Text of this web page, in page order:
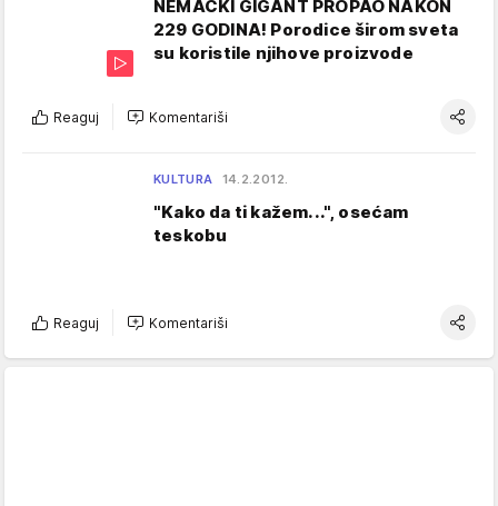
NEMAČKI GIGANT PROPAO NAKON
229 GODINA! Porodice širom sveta
su koristile njihove proizvode
Reaguj Komentariši
KULTURA 14.2.2012.
"Kako da ti kažem...", osećam
teskobu
Reaguj Komentariši